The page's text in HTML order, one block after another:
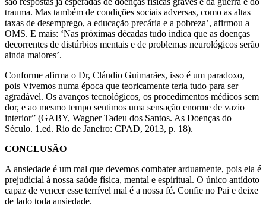
trauma. Mas também de condições sociais adversas, como as altas
taxas de desemprego, a educação precária e a pobreza’, afirmou a
OMS. E mais: ‘Nas próximas décadas tudo indica que as doenças
decorrentes de distúrbios mentais e de problemas neurológicos serão
ainda maiores’.
Conforme afirma o Dr, Cláudio Guimarães, isso é um paradoxo,
pois Vivemos numa época que teoricamente teria tudo para ser
agradável. Os avanços tecnológicos, os procedimentos médicos sem
dor, e ao mesmo tempo sentimos uma sensação enorme de vazio
interior” (GABY, Wagner Tadeu dos Santos. As Doenças do
Século. 1.ed. Rio de Janeiro: CPAD, 2013, p. 18).
CONCLUSÃO
A ansiedade é um mal que devemos combater arduamente, pois ela é
prejudicial à nossa saúde física, mental e espiritual. O único antídoto
capaz de vencer esse terrível mal é a nossa fé. Confie no Pai e deixe
de lado toda ansiedade.